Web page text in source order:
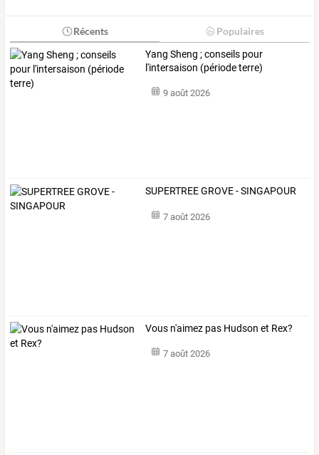
Récents Populaires
Yang Sheng ; conseils pour
l'intersaison (période terre)
9 août 2026
SUPERTREE GROVE - SINGAPOUR
7 août 2026
Vous n'aimez pas Hudson et Rex?
7 août 2026